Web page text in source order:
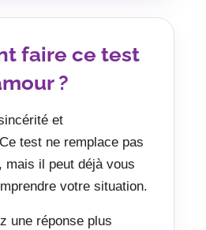
faire ce test
?
et
test ne remplace pas
mais il peut déjà vous
votre situation.
une réponse plus